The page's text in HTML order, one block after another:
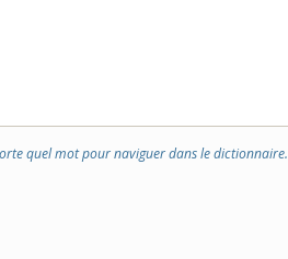
quel mot pour naviguer dans le dictionnaire.